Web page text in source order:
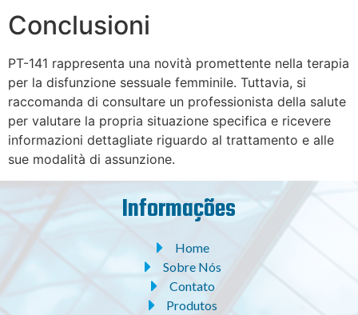
Conclusioni
PT-141 rappresenta una novità promettente nella terapia
per la disfunzione sessuale femminile. Tuttavia, si
raccomanda di consultare un professionista della salute
per valutare la propria situazione specifica e ricevere
informazioni dettagliate riguardo al trattamento e alle
sue modalità di assunzione.
Informações
Home
Sobre Nós
Contato
Produtos